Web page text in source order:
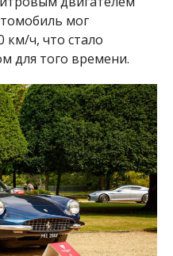
мог
км/ч, что стало
для того времени.